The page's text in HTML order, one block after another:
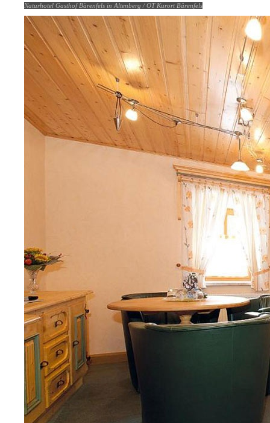
Naturhotel Gasthof Bärenfels in Altenberg / OT Kurort Bärenfels